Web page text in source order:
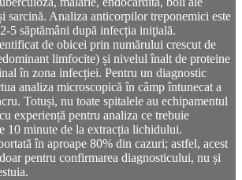
sarcină. Analiza anticorpilor treponemici este
5 săptămâni după infecția iniţială.
de obicei prin numărului crescut de
limfocite) și nivelul înalt de proteine
în zona infecției. Pentru un diagnostic
analiza microscopică în câmp întunecat a
Totuși, nu toate spitalele au echipamentul
experiență pentru analiza ce trebuie
10 minute de la extracția lichidului.
în aproape 80% din cazuri; astfel, acest
pentru confirmarea diagnosticului, nu și